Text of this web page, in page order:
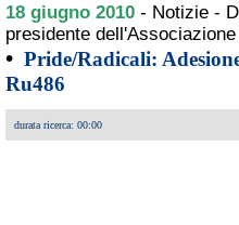
18 giugno 2010 - Notizie -
presidente
• Pride/Radicali:
Ru486
durata ricerca: 00:00